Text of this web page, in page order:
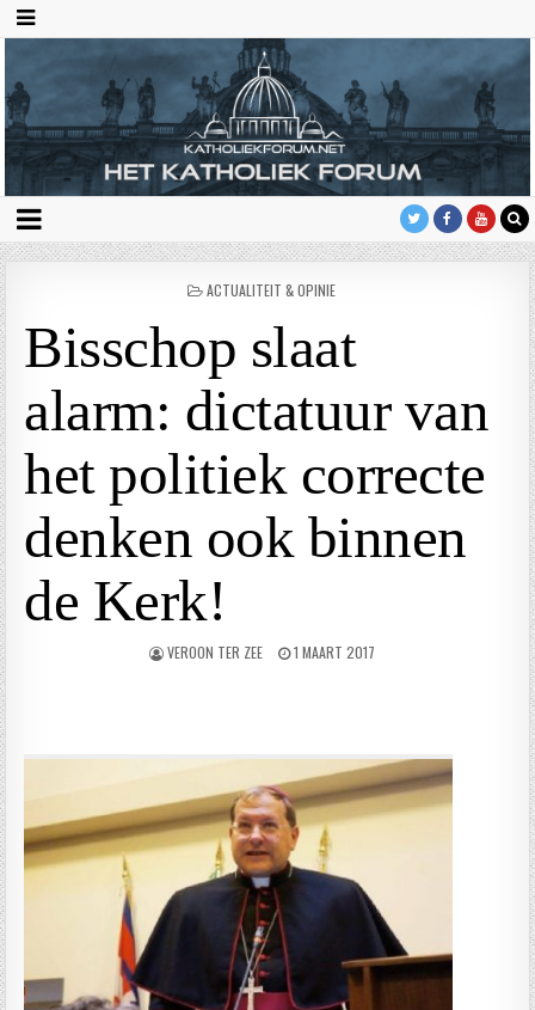
GEPLAATST
ACTUALITEIT & OPINIE
Bisschop slaat
alarm: dictatuur van
het politiek correcte
denken ook binnen
de Kerk!
VEROON TER ZEE 1 MAART 2017